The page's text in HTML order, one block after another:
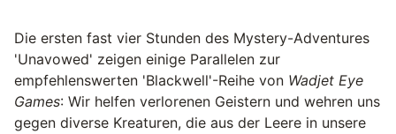
Die ersten fast vier Stunden des Mystery-Adventures
'Unavowed' zeigen einige Parallelen zur
empfehlenswerten 'Blackwell'-Reihe von Wadjet Eye
Games: Wir helfen verlorenen Geistern und wehren uns
gegen diverse Kreaturen, die aus der Leere in unsere